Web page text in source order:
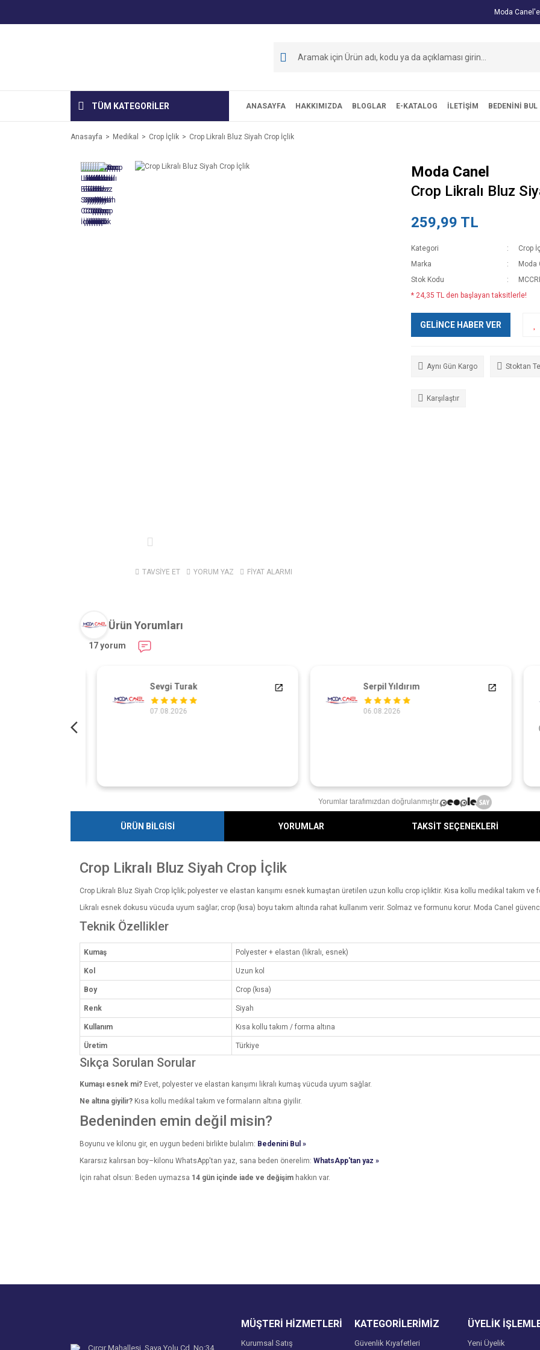
Moda
TÜM KATEGORİLER ANASAYFA HAKKIMIZDA BLOGLAR E-KATALOG İLETİŞİM BEDENİNİ BUL
Anasayfa Medikal Crop İçlik Crop Likralı Bluz Siyah Crop İçlik
TAVSİYE ET YORUM YAZ FİYAT ALARMI
Moda Canel
Crop Likralı Bluz
259,99 TL
Kategori
Crop
Marka
Moda
Stok Kodu
* 24,35 TL den başlayan taksitlerle!
GELİNCE HABER VER
Aynı Gün Kargo Stoktan
Karşılaştır
Ürün Yorumları
17 yorum
Sevgi Turak
07.08.2026
Serpil Yıldırım
06.08.2026
Yorumlar tarafımızdan doğrulanmıştır.
ÜRÜN BİLGİSİ YORUMLAR TAKSİT SEÇENEKLERİ
Crop Likralı Bluz Siyah Crop İçlik
Crop Likralı Bluz Siyah Crop İçlik; polyester ve elastan karışımı esnek kumaştan üretilen uzun kollu crop içliktir. Kısa kollu medikal takım ve
Likralı esnek dokusu vücuda uyum sağlar; crop (kısa) boyu takım altında rahat kullanım verir. Solmaz ve formunu korur. Moda Canel
Teknik Özellikler
Kumaş Polyester + elastan (likralı, esnek)
Kol Uzun kol
Boy Crop (kısa)
Renk Siyah
Kullanım Kısa kollu takım / forma altına
Üretim Türkiye
Sıkça Sorulan Sorular
Kumaşı esnek mi? Evet, polyester ve elastan karışımı likralı kumaş vücuda uyum sağlar.
Ne altına giyilir? Kısa kollu medikal takım ve formaların altına giyilir.
Bedeninden emin değil misin?
Boyunu ve kilonu gir, en uygun bedeni birlikte bulalım: Bedenini Bul »
Kararsız kalırsan boy–kilonu WhatsApp'tan yaz, sana beden önerelim: WhatsApp'tan yaz »
İçin rahat olsun: Beden uymazsa 14 gün içinde iade ve değişim hakkın var.
Çırçır Mahallesi, Saya Yolu Cd. No:34,
MÜŞTERİ HİZMETLERİ
Kurumsal Satış
KATEGORİLERİMİZ
Güvenlik Kıyafetleri
ÜYELİK
Yeni Üyelik